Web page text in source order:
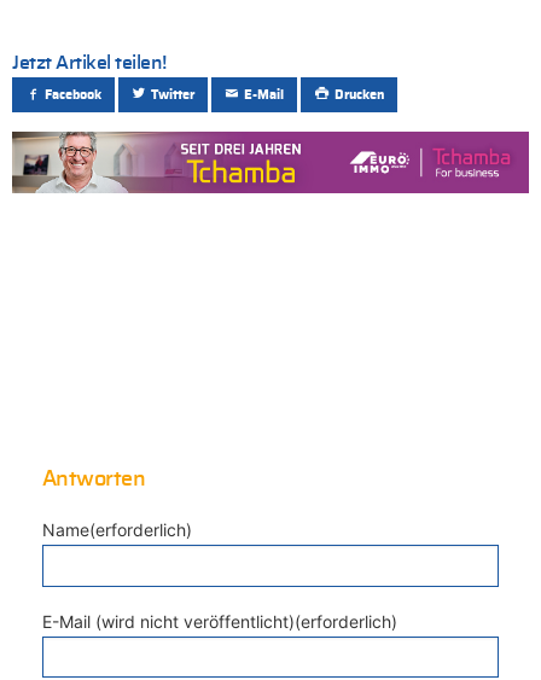
Jetzt Artikel teilen!
Facebook Twitter E-Mail Drucken
Antworten
Name(erforderlich)
E-Mail (wird nicht veröffentlicht)(erforderlich)